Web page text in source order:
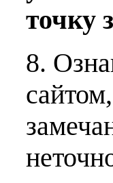
точку
8.